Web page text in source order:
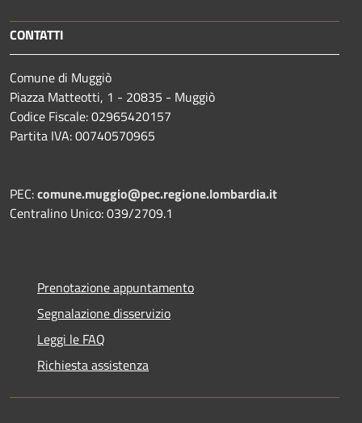
CONTATTI
Comune di Muggiò
Piazza Matteotti, 1 - 20835 - Muggiò
Codice Fiscale: 02965420157
Partita IVA: 00740570965
PEC:comune.muggio@pec.regione.lombardia.it
Centralino Unico: 039/2709.1
Prenotazione appuntamento
Segnalazione disservizio
Leggi le FAQ
Richiesta assistenza